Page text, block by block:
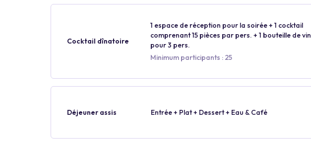
Cocktail dînatoire
1 espace de réception pour la soirée + 1 cocktail
comprenant 15 pièces par pers. + 1 bouteille de vin
pour 3 pers.
Minimum participants : 25
Déjeuner assis Entrée + Plat + Dessert + Eau & Café